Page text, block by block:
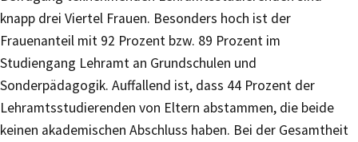
knapp drei Viertel Frauen. Besonders hoch ist der
Frauenanteil mit 92 Prozent bzw. 89 Prozent im
Studiengang Lehramt an Grundschulen und
Sonderpädagogik. Auffallend ist, dass 44 Prozent der
Lehramtsstudierenden von Eltern abstammen, die beide
keinen akademischen Abschluss haben. Bei der Gesamtheit